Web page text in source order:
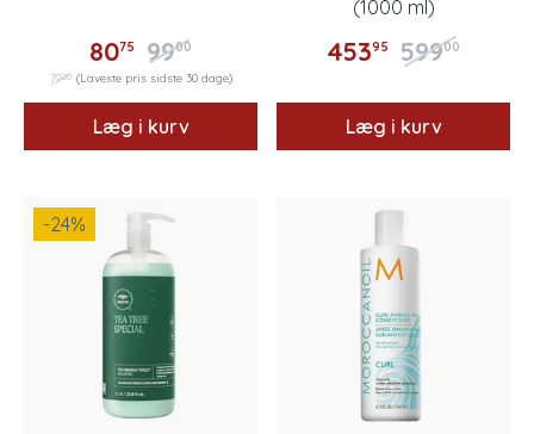
8075 9900
7920 (Laveste pris sidste 30 dage)
Læg i kurv
(1000 ml)
45395 59900
Læg i kurv
-24%